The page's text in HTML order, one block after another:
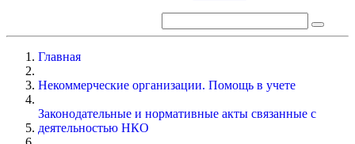
Главная
Некоммерческие организации. Помощь в учете
Законодательные и нормативные акты связанные с
деятельностью НКО